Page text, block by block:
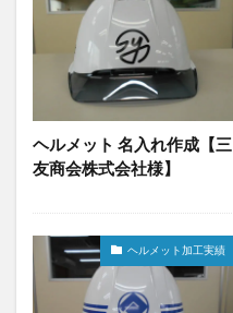
ヘルメット 名入れ作成【三
友商会株式会社様】
ヘルメット加工実績